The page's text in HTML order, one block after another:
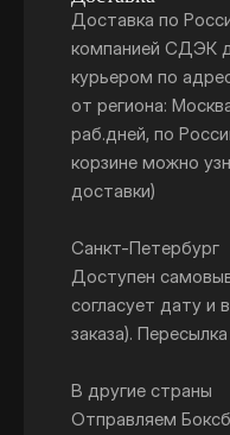
Доставка по
компанией СДЭК
курьером по
от региона:
раб.дней, по
корзине можно
доставки)
Санкт-Петербург
Доступен
согласует дату и
заказа).
В другие страны
Отправляем